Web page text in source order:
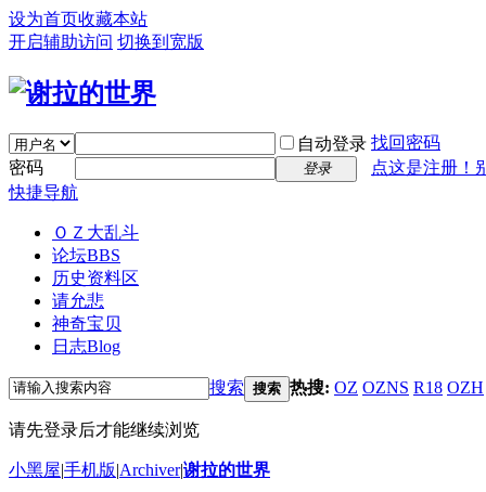
设为首页收藏本站
开启辅助访问 切换到宽版
自动登录 找回密码
密码
登录
点这是注册！
快捷导航
ＯＺ大乱斗
论坛BBS
历史资料区
请允悲
神奇宝贝
日志Blog
搜索 搜索 热搜: OZ OZNS R18 OZH
请先登录后才能继续浏览
小黑屋|手机版|Archiver|谢拉的世界